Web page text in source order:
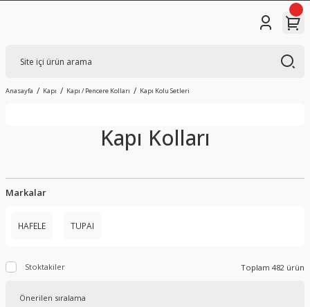
Anasayfa Kapı Kapı / Pencere Kolları Kapı Kolu Setleri
Kapı Kolları
Markalar
HAFELE TUPAI
Stoktakiler Toplam 482 ürün